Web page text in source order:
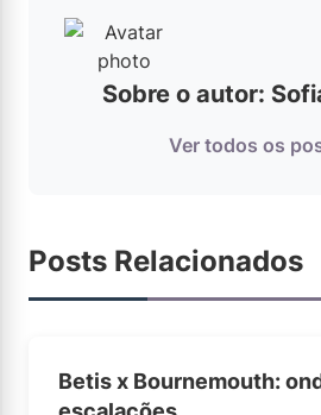
Sobre o autor:
Ver todos os
Posts Relacionados
Betis x Bournemouth: